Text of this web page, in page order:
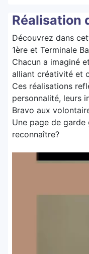
Réalisation
Découvrez dans
1ère et Terminale
Chacun a imaginé
alliant créativité et
Ces réalisations
personnalité, leurs
Bravo aux
Une page de garde
reconnaître?